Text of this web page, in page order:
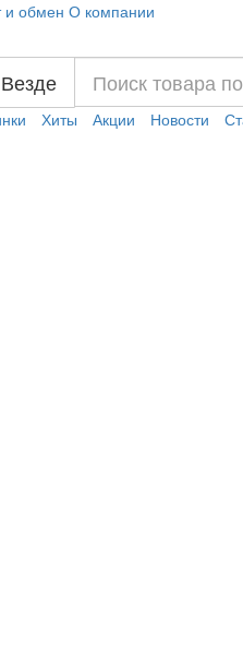
и обмен О компании
Везде
Хиты Акции Новости